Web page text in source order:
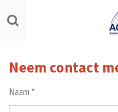
direct
hoofdinhoud
Neem contact
Naam *